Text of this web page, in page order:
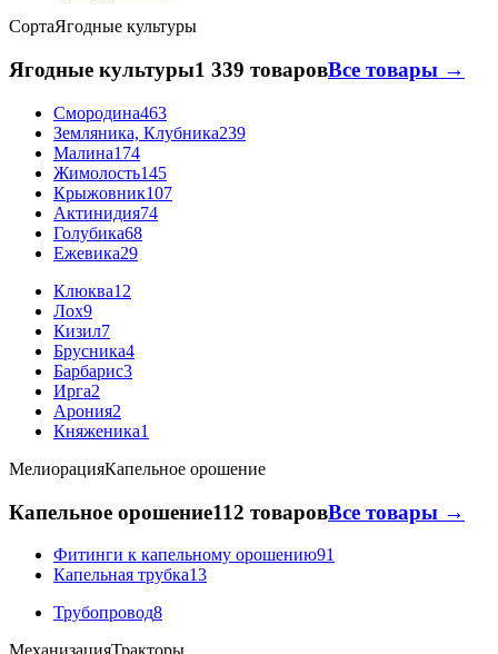
СортаЯгодные культуры
Ягодные культуры1 339 товаровВсе товары →
Смородина463
Земляника, Клубника239
Малина174
Жимолость145
Крыжовник107
Актинидия74
Голубика68
Ежевика29
Клюква12
Лох9
Кизил7
Брусника4
Барбарис3
Ирга2
Арония2
Княженика1
МелиорацияКапельное орошение
Капельное орошение112 товаровВсе товары →
Фитинги к капельному орошению91
Капельная трубка13
Трубопровод8